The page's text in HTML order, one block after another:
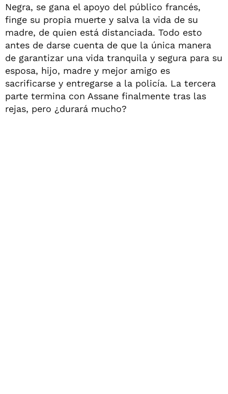
Negra, se gana el apoyo del público francés,
finge su propia muerte y salva la vida de su
madre, de quien está distanciada. Todo esto
antes de darse cuenta de que la única manera
de garantizar una vida tranquila y segura para su
esposa, hijo, madre y mejor amigo es
sacrificarse y entregarse a la policía. La tercera
parte termina con Assane finalmente tras las
rejas, pero ¿durará mucho?